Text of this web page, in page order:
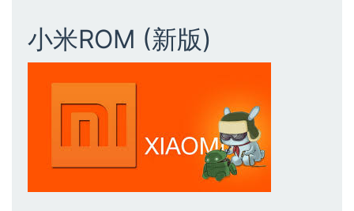
小米ROM (新版)